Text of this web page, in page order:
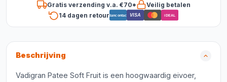
Gratis verzending v.a. €70*
Veilig betalen
14 dagen retourBancontact VISA iDEAL
Beschrijving
Vadigran Patee Soft Fruit is een hoogwaardig eivoer,